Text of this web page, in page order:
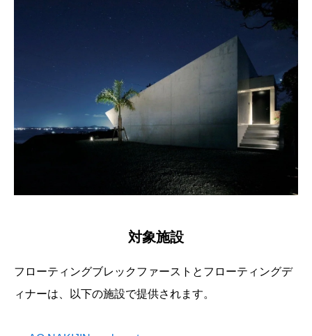
対象施設
フローティングブレックファーストとフローティングデ
ィナーは、以下の施設で提供されます。